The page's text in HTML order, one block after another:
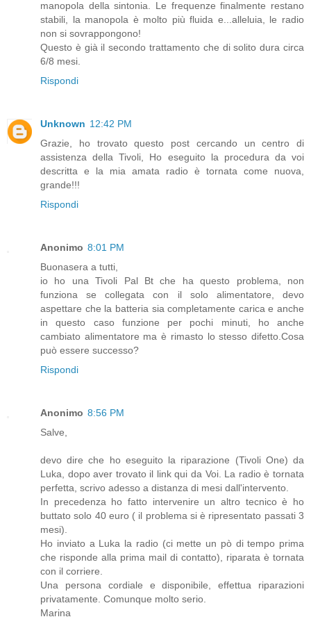
manopola della sintonia. Le frequenze finalmente restano
stabili, la manopola è molto più fluida e...alleluia, le radio
non si sovrappongono!
Questo è già il secondo trattamento che di solito dura circa
6/8 mesi.
Rispondi
Unknown 12:42 PM
Grazie, ho trovato questo post cercando un centro di
assistenza della Tivoli, Ho eseguito la procedura da voi
descritta e la mia amata radio è tornata come nuova,
grande!!!
Rispondi
Anonimo 8:01 PM
Buonasera a tutti,
io ho una Tivoli Pal Bt che ha questo problema, non
funziona se collegata con il solo alimentatore, devo
aspettare che la batteria sia completamente carica e anche
in questo caso funzione per pochi minuti, ho anche
cambiato alimentatore ma è rimasto lo stesso difetto.Cosa
può essere successo?
Rispondi
Anonimo 8:56 PM
Salve,
devo dire che ho eseguito la riparazione (Tivoli One) da
Luka, dopo aver trovato il link qui da Voi. La radio è tornata
perfetta, scrivo adesso a distanza di mesi dall'intervento.
In precedenza ho fatto intervenire un altro tecnico è ho
buttato solo 40 euro ( il problema si è ripresentato passati 3
mesi).
Ho inviato a Luka la radio (ci mette un pò di tempo prima
che risponde alla prima mail di contatto), riparata è tornata
con il corriere.
Una persona cordiale e disponibile, effettua riparazioni
privatamente. Comunque molto serio.
Marina